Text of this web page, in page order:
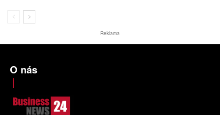
Reklama
O nás